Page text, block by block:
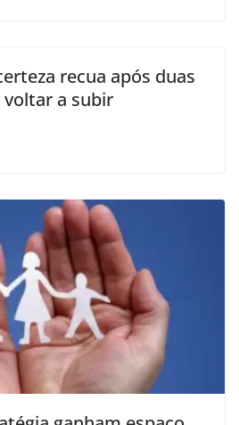
recua após duas
voltar a subir